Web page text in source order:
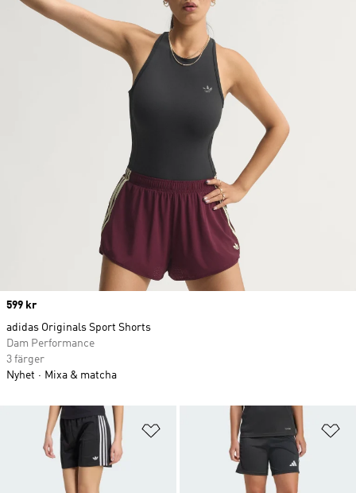
Lägg till på önskelistan
Price
599 kr
adidas Originals Sport Shorts
Dam Performance
3 färger
Nyhet
Mixa & matcha